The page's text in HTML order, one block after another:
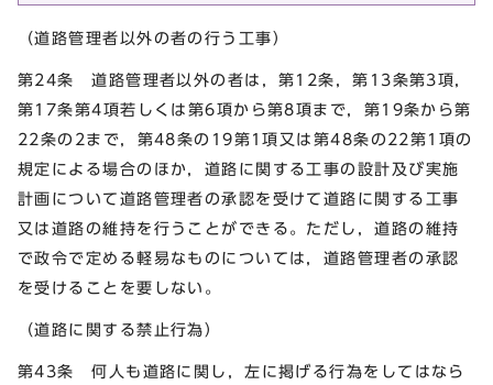
（道路管理者以外の者の行う工事）
第24条 道路管理者以外の者は，第12条，第13条第3項，
第17条第4項若しくは第6項から第8項まで，第19条から第
22条の2まで，第48条の19第1項又は第48条の22第1項の
規定による場合のほか，道路に関する工事の設計及び実施
計画について道路管理者の承認を受けて道路に関する工事
又は道路の維持を行うことができる。ただし，道路の維持
で政令で定める軽易なものについては，道路管理者の承認
を受けることを要しない。
（道路に関する禁止行為）
第43条 何人も道路に関し，左に掲げる行為をしてはなら